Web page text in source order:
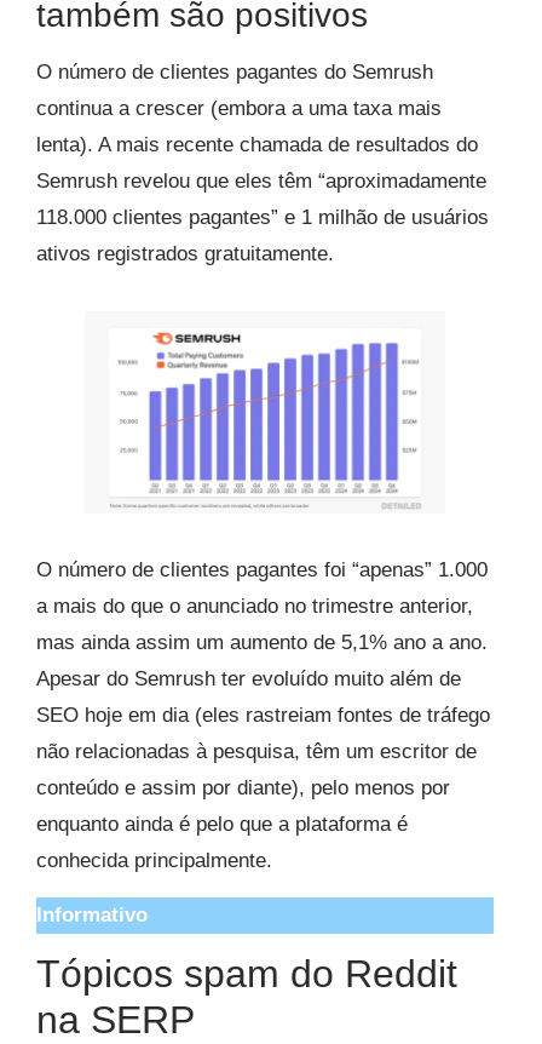
também são positivos
O número de clientes pagantes do Semrush
continua a crescer (embora a uma taxa mais
lenta). A mais recente chamada de resultados do
Semrush revelou que eles têm “aproximadamente
118.000 clientes pagantes” e 1 milhão de usuários
ativos registrados gratuitamente.
O número de clientes pagantes foi “apenas” 1.000
a mais do que o anunciado no trimestre anterior,
mas ainda assim um aumento de 5,1% ano a ano.
Apesar do Semrush ter evoluído muito além de
SEO hoje em dia (eles rastreiam fontes de tráfego
não relacionadas à pesquisa, têm um escritor de
conteúdo e assim por diante), pelo menos por
enquanto ainda é pelo que a plataforma é
conhecida principalmente.
Informativo
Tópicos spam do Reddit
na SERP